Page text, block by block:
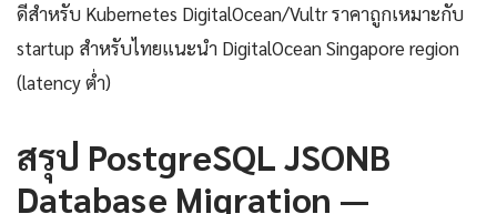
ดีสำหรับ Kubernetes DigitalOcean/Vultr ราคาถูกเหมาะกับ
startup สำหรับไทยแนะนำ DigitalOcean Singapore region
(latency ต่ำ)
สรุป PostgreSQL JSONB
Database Migration —